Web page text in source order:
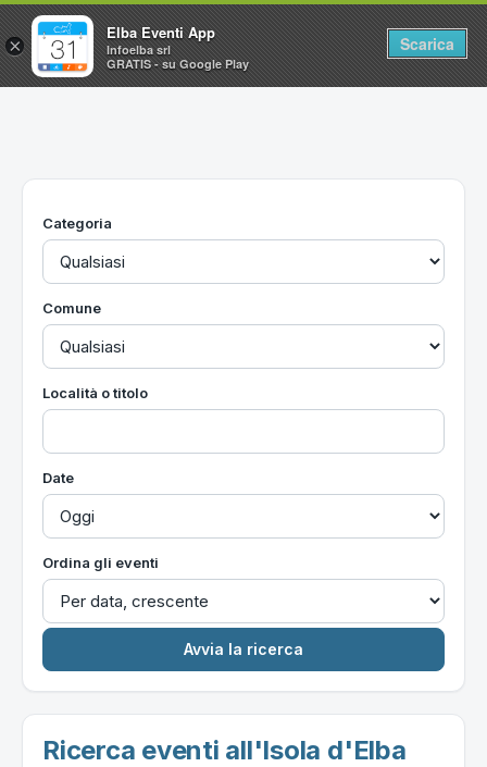
Home
Utilità
Categoria
Comune
Località o titolo
Date
Ordina gli eventi
Ricerca eventi all'Isola d'Elba
×
Elba Eventi App
Infoelba srl
GRATIS - su Google Play
Scarica